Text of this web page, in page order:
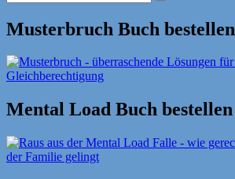
nach:
Suche
Musterbruch Buch bestellen
Mental Load Buch bestellen